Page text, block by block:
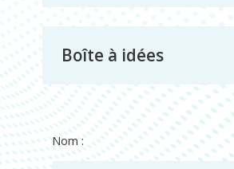
Boîte à idées
Nom :